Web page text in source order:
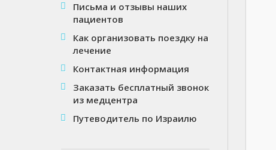
Письма и отзывы наших
пациентов
Как организовать поездку на
лечение
Контактная информация
Заказать бесплатный звонок
из медцентра
Путеводитель по Израилю